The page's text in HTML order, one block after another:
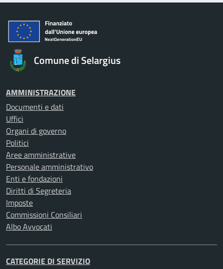
Comune di Selargius
AMMINISTRAZIONE
Documenti e dati
Uffici
Organi di governo
Politici
Aree amministrative
Personale amministrativo
Enti e fondazioni
Diritti di Segreteria
Imposte
Commissioni Consiliari
Albo Avvocati
CATEGORIE DI SERVIZIO